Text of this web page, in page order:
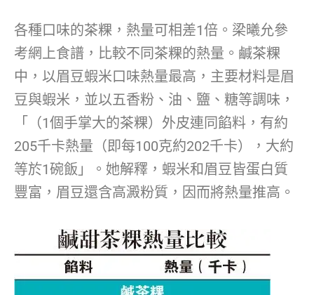
各種口味的茶粿，熱量可相差1倍。梁曦允參
考網上食譜，比較不同茶粿的熱量。鹹茶粿
中，以眉豆蝦米口味熱量最高，主要材料是眉
豆與蝦米，並以五香粉、油、鹽、糖等調味，
「（1個手掌大的茶粿）外皮連同餡料，有約
205千卡熱量（即每100克約202千卡），大約
等於1碗飯」。她解釋，蝦米和眉豆皆蛋白質
豐富，眉豆還含高澱粉質，因而將熱量推高。